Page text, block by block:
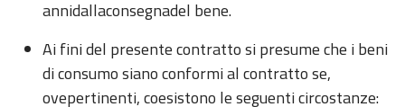
annidallaconsegnadel bene.
Ai fini del presente contratto si presume che i beni
di consumo siano conformi al contratto se,
ovepertinenti, coesistono le seguenti circostanze: